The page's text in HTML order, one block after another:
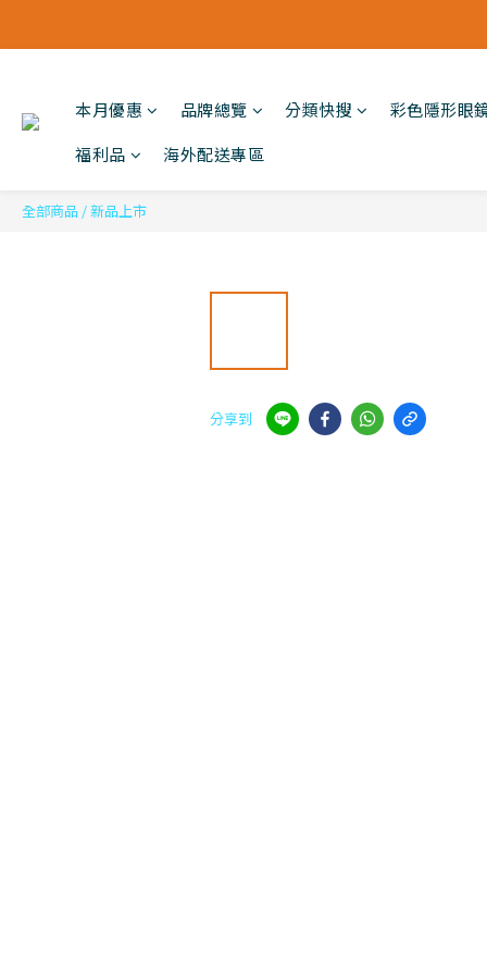
本月優惠 品牌總覽 分類快搜
彩色隱形眼
福利品
海外配送專區
全部商品 /新品上市
分享到